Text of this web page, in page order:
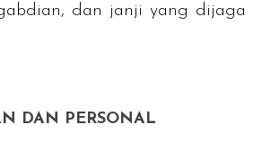
dan janji yang dijaga
DAN PERSONAL